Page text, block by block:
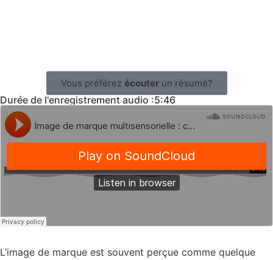
Vous préférez écouterun résumé?
Durée de l'enregistrement audio :5:46
L’image de marque est souvent perçue comme quelque